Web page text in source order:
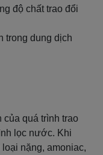
độ chất trao đổi
trong dung dịch
của quá trình trao
lọc nước. Khi
nặng, amoniac,